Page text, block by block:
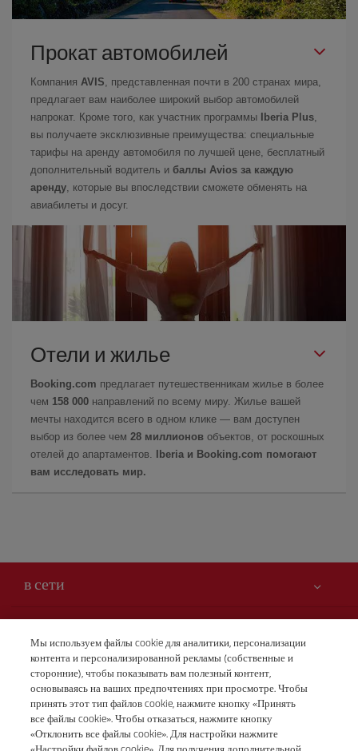
Прокат автомобилей
Компания AVIS, представленная почти в 200 странах мира,
предлагает вам наиболее широкий выбор автомобилей
напрокат. Кроме того, как участник программы
Iberia Plus,
вы получаете эксклюзивные преимущества: специальные
тарифы на аренду автомобиля по лучшей цене, бесплатный
дополнительный водитель и баллы Avios за каждую
аренду, которые вы впоследствии сможете обменять на
авиабилеты и досуг.
Отели и жилье
Booking.com предлагает путешественникам жилье в более
чем 158 000 направлений по всему миру. Жилье вашей
мечты находится всего в одном клике — вам доступен
выбор из более чем 28 миллионов объектов, от роскошных
отелей до апартаментов.
Iberia и Booking.com помогают
вам исследовать мир.
в сети
Безопасность — прежде всего
Заявление о доступности
Обязательства по обслуживанию
Карта Iberia.com
Iberia – это также
новости и новинки
Группа Iberia
Наши условия
Правовая информация
Мы используем файлы cookie для аналитики, персонализации
контента и персонализированной рекламы (собственные и
сторонние), чтобы показывать вам полезный контент,
основываясь на ваших предпочтениях при просмотре. Чтобы
принять этот тип файлов cookie, нажмите кнопку «Принять
все файлы cookie». Чтобы отказаться, нажмите кнопку
«Отклонить все файлы cookie». Для настройки нажмите